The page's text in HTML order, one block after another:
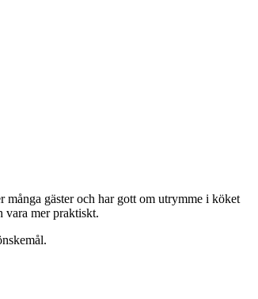
gäster och har gott om utrymme i köket
vara mer praktiskt.